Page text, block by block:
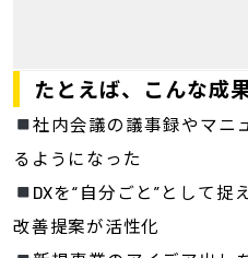
たとえば、こんな成
社内会議の議事録やマニ
るようになった
DXを“自分ごと”として
改善提案が活性化